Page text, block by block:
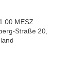
MESZ
Straße 20,